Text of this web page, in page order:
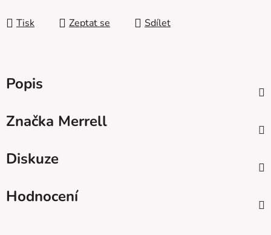
Tisk Zeptat se Sdílet
Popis
Značka Merrell
Diskuze
Hodnocení